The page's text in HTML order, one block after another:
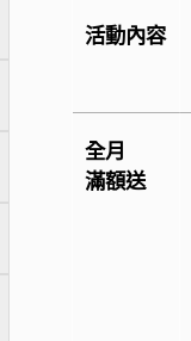
活動內容
全月
滿額送